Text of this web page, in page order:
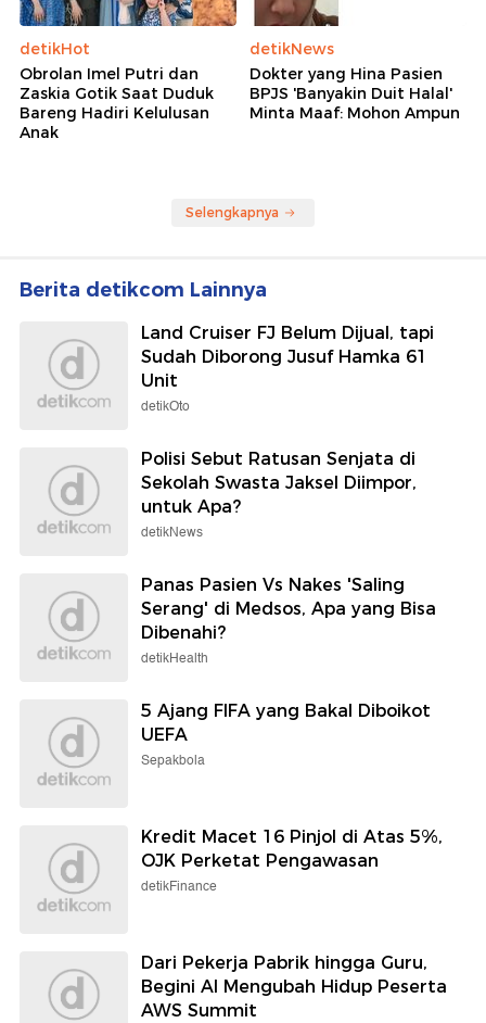
detikHot
Obrolan Imel Putri dan
Zaskia Gotik Saat Duduk
Bareng Hadiri Kelulusan
Anak
detikNews
Dokter yang Hina Pasien
BPJS 'Banyakin Duit Halal'
Minta Maaf: Mohon Ampun
Selengkapnya
Berita detikcom Lainnya
Land Cruiser FJ Belum Dijual, tapi
Sudah Diborong Jusuf Hamka 61
Unit
detikOto
Polisi Sebut Ratusan Senjata di
Sekolah Swasta Jaksel Diimpor,
untuk Apa?
detikNews
Panas Pasien Vs Nakes 'Saling
Serang' di Medsos, Apa yang Bisa
Dibenahi?
detikHealth
5 Ajang FIFA yang Bakal Diboikot
UEFA
Sepakbola
Kredit Macet 16 Pinjol di Atas 5%,
OJK Perketat Pengawasan
detikFinance
Dari Pekerja Pabrik hingga Guru,
Begini AI Mengubah Hidup Peserta
AWS Summit